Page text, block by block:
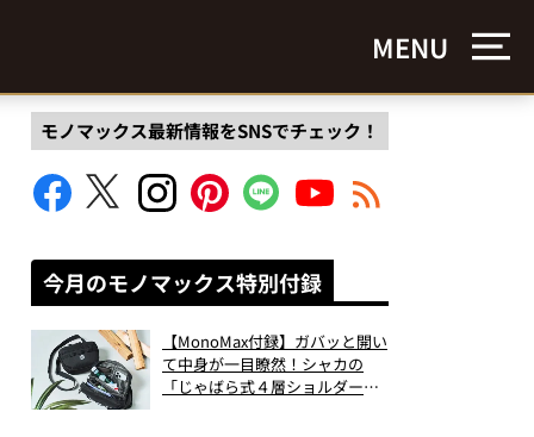
MENU
モノマックス最新情報をSNSでチェック！
今月のモノマックス特別付録
【MonoMax付録】ガバッと開い
て中身が一目瞭然！シャカの
「じゃばら式４層ショルダーバ